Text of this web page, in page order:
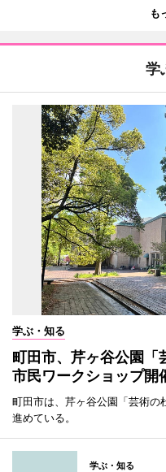
も
学
学ぶ・知る
町田市、芹ヶ谷公園
市民ワークショップ開
町田市は、芹ヶ谷公園「芸術の
進めている。
学ぶ・知る